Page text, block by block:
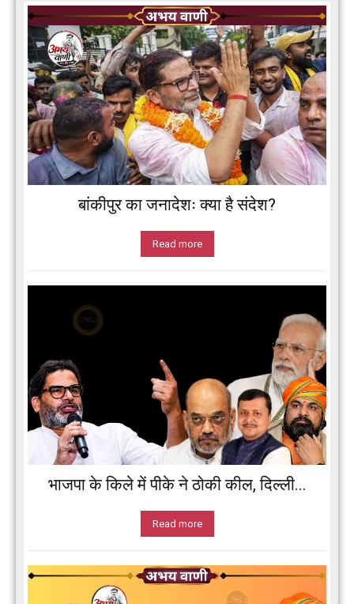
बांकीपुर का जनादेशः क्या है संदेश?
Read more
भाजपा के किले में पीके ने ठोकी कील, दिल्ली...
Read more